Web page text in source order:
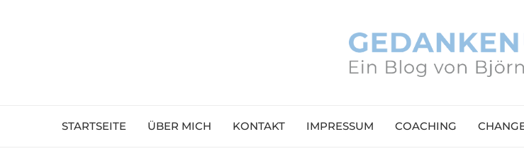
STARTSEITE ÜBER MICH KONTAKT IMPRESSUM COACHING